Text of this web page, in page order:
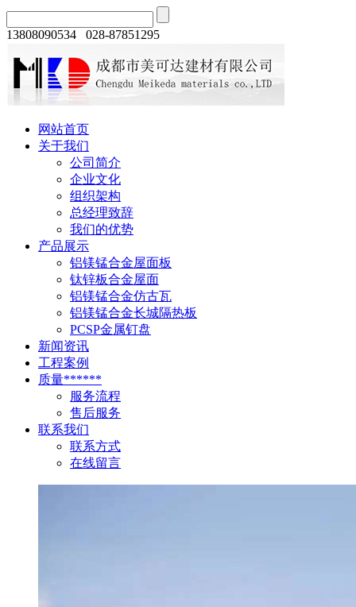
13808090534 028-87851295
网站首页
关于我们
公司简介
企业文化
组织架构
总经理致辞
我们的优势
产品展示
铝镁锰合金屋面板
钛锌板合金屋面
铝镁锰合金仿古瓦
铝镁锰合金长城隔热板
PCSP金属钉盘
新闻资讯
工程案例
质量******
服务流程
售后服务
联系我们
联系方式
在线留言